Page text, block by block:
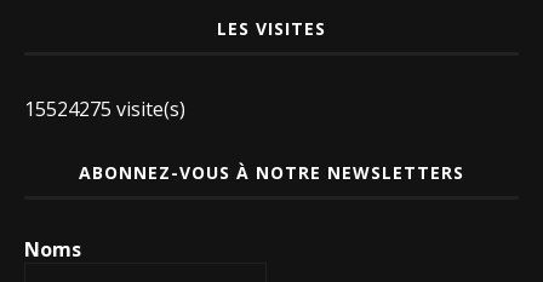
LES VISITES
15524275 visite(s)
ABONNEZ-VOUS À NOTRE NEWSLETTERS
Noms